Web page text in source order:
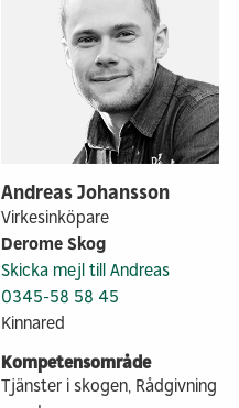
Andreas Johansson
Virkesinköpare
Derome Skog
Skicka mejl till Andreas
0345-58 58 45
Kinnared
Kompetensområde
Tjänster i skogen, Rådgivning